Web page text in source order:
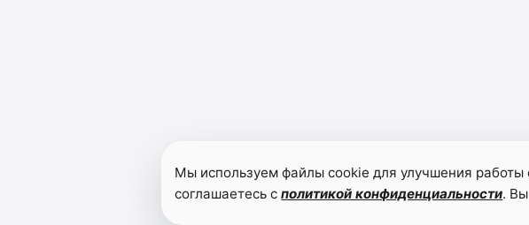
Мы используем файлы cookie для улучшения
соглашаетесь сполитикой конфиденциальности.